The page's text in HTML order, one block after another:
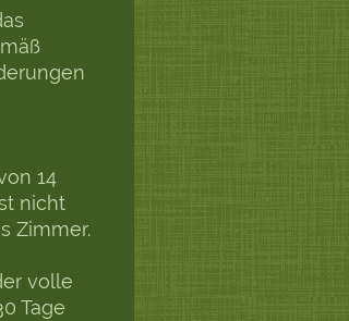
14
nicht
Zimmer.
volle
Tage